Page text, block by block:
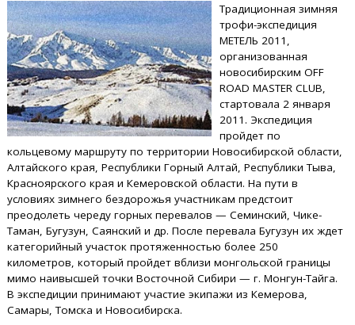
Традиционная зимняя
трофи-экспедиция
МЕТЕЛЬ 2011,
организованная
новосибирским OFF
ROAD MASTER CLUB,
стартовала 2 января
2011. Экспедиция
пройдет по
кольцевому маршруту по территории Новосибирской области,
Алтайского края, Республики Горный Алтай, Республики Тыва,
Красноярского края и Кемеровской области. На пути в
условиях зимнего бездорожья участникам предстоит
преодолеть череду горных перевалов — Семинский, Чике-
Таман, Бугузун, Саянский и др. После перевала Бугузун их ждет
категорийный участок протяженностью более 250
километров, который пройдет вблизи монгольской границы
мимо наивысшей точки Восточной Сибири — г. Монгун-Тайга.
В экспедиции принимают участие экипажи из Кемерова,
Самары, Томска и Новосибирска.